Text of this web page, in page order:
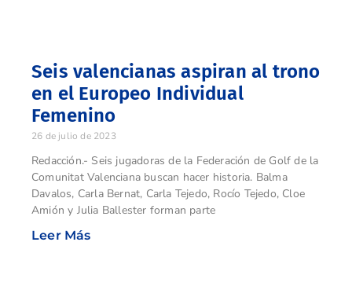
Seis valencianas aspiran al trono
en el Europeo Individual
Femenino
26 de julio de 2023
Redacción.- Seis jugadoras de la Federación de Golf de la
Comunitat Valenciana buscan hacer historia. Balma
Davalos, Carla Bernat, Carla Tejedo, Rocío Tejedo, Cloe
Amión y Julia Ballester forman parte
Leer Más